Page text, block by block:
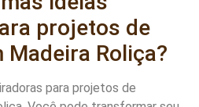
projetos de
Roliça?
para projetos de